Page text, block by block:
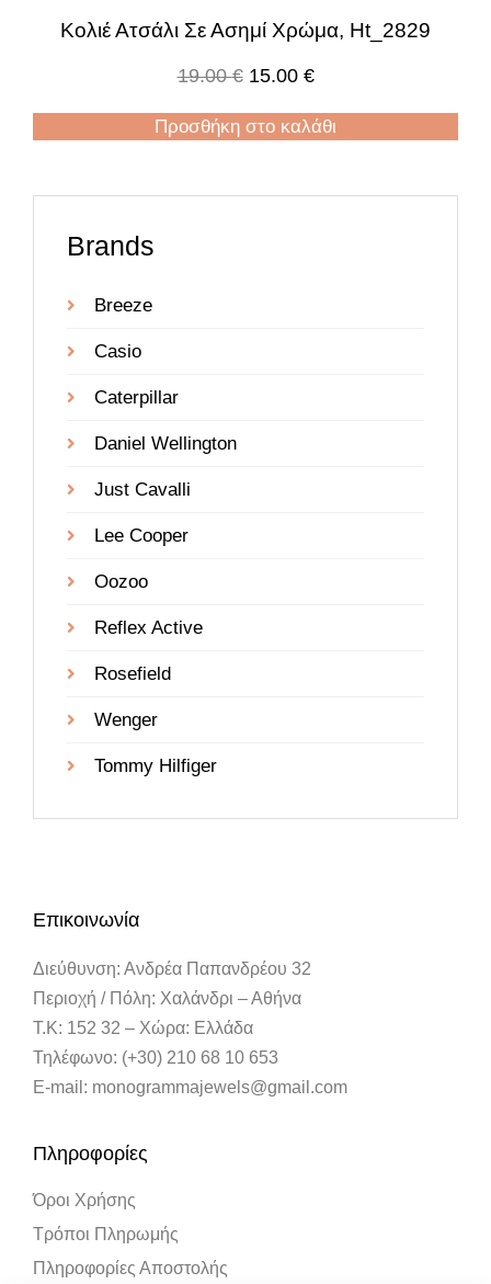
Κολιέ Ατσάλι Σε Ασημί Χρώμα, Ht_2829
19.00€ 15.00 €
Προσθήκη στο καλάθι
Brands
Breeze
Casio
Caterpillar
Daniel Wellington
Just Cavalli
Lee Cooper
Oozoo
Reflex Active
Rosefield
Wenger
Tommy Hilfiger
Επικοινωνία
Διεύθυνση: Ανδρέα Παπανδρέου 32
Περιοχή / Πόλη: Χαλάνδρι – Αθήνα
Τ.Κ: 152 32 – Χώρα: Ελλάδα
Τηλέφωνο: (+30) 210 68 10 653
E-mail: monogrammajewels@gmail.com
Πληροφορίες
Όροι Χρήσης
Τρόποι Πληρωμής
Πληροφορίες Αποστολής